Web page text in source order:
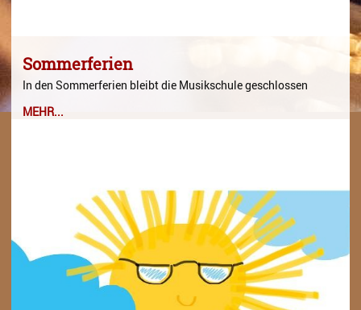
Musiktherapie
MuM - Musikunterricht für
Schlaginstrumente
Streichinstrumente
Tasteninstrumente
Zupfinstrumente
Sommerferien
In den Sommerferien bleibt die Musikschule geschlossen
MEHR...